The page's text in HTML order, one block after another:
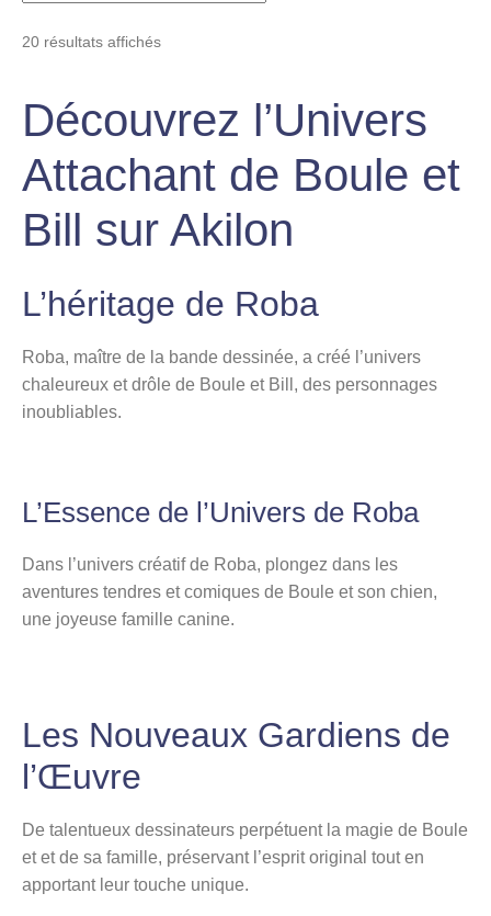
20 résultats affichésTrié
récent
au
ancien
Découvrez l’Univers
Attachant de Boule et
Bill sur Akilon
L’héritage de Roba
Roba, maître de la bande dessinée, a créé l’univers
chaleureux et drôle de Boule et Bill, des personnages
inoubliables.
L’Essence de l’Univers de Roba
Dans l’univers créatif de Roba, plongez dans les
aventures tendres et comiques de Boule et son chien,
une joyeuse famille canine.
Les Nouveaux Gardiens de
l’Œuvre
De talentueux dessinateurs perpétuent la magie de Boule
et et de sa famille, préservant l’esprit original tout en
apportant leur touche unique.